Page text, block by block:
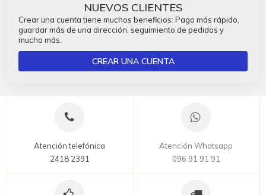
NUEVOS CLIENTES
Crear una cuenta tiene muchos beneficios: Pago más rápido,
guardar más de una dirección, seguimiento de pedidos y
mucho más.
CREAR UNA CUENTA
Atención telefónica
2418 2391
Atención Whatsapp
096 91 91 91